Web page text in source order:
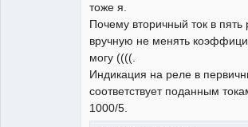
тоже я.
Почему вторичный ток в
вручную не менять
могу ((((.
Индикация на реле в
соответствует поданным
1000/5.